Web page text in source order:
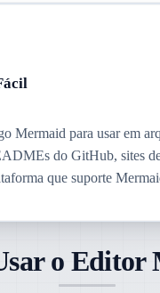
Mermaid para usar em
do GitHub, sites
que suporte
o Editor